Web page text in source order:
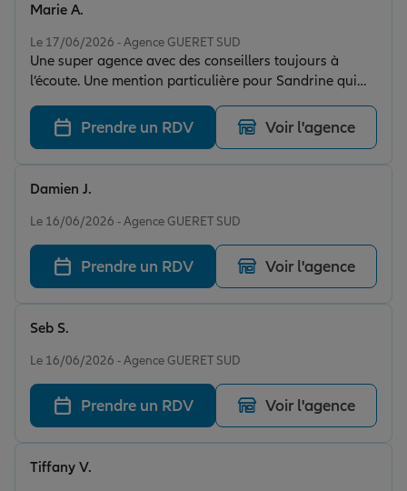
Le 17/06/2026 - Agence GUERET SUD
Une super agence avec des conseillers toujours à
l’écoute. Une mention particulière pour Sandrine qui
est toujours souriante et agréable. Agence que je
recommande à 100%
Marie A.
Prendre un RDV Voir l'agence
Le 16/06/2026 - Agence GUERET SUD
Damien J.
Prendre un RDV Voir l'agence
Le 16/06/2026 - Agence GUERET SUD
Seb S.
Prendre un RDV Voir l'agence
Tiffany V.